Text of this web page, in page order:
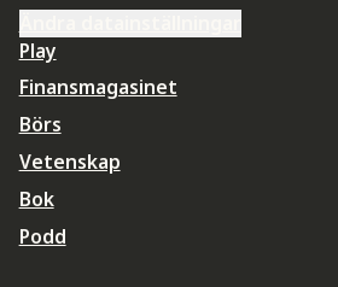
Play
Finansmagasinet
Börs
Vetenskap
Bok
Podd